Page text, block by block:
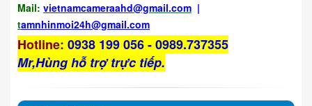
Mail: vietnamcameraahd@gmail.com |
tamnhinmoi24h@gmail.com
Hotline: 0938 199 056 - 0989.737355
Mr,Hùng hỗ trợ trực tiếp.